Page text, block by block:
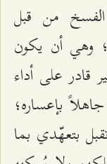
من قبل
وهي أن يكون
على أداء
بإعساره؛
بتعهّدي بما